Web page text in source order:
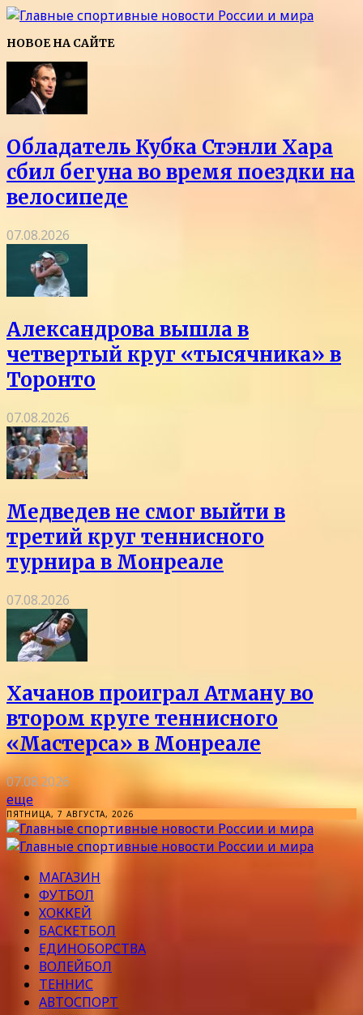
НОВОЕ НА САЙТЕ
Обладатель Кубка Стэнли Хара
сбил бегуна во время поездки на
велосипеде
07.08.2026
Александрова вышла в
четвертый круг «тысячника» в
Торонто
07.08.2026
Медведев не смог выйти в
третий круг теннисного
турнира в Монреале
07.08.2026
Хачанов проиграл Атману во
втором круге теннисного
«Мастерса» в Монреале
07.08.2026
еще
ПЯТНИЦА, 7 АВГУСТА, 2026
МАГАЗИН
ФУТБОЛ
ХОККЕЙ
БАСКЕТБОЛ
ЕДИНОБОРСТВА
ВОЛЕЙБОЛ
ТЕННИС
АВТОСПОРТ